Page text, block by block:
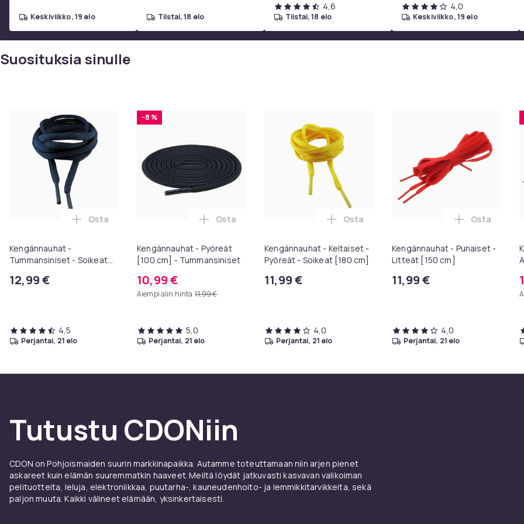
keskiviikko, 19 elo tiistai, 18 elo
4,6
tiistai, 18 elo
4,0
keskiviikko, 19 elo
Suosituksia sinulle
Kengännauhat -
Tummansiniset - Soikeat
12,99 €
Lisää Kengännauhat - Tummansiniset - Soikeat [130 cm] ostoskoriin
Osta
4,5
perjantai, 21 elo
-8 %
Kengännauhat - Pyöreät
[100 cm] - Tummansiniset
10,99 €
Aiempi alin hinta 11,99 €
Lisää Kengännauhat - Pyöreät [100 cm] - Tummansiniset ostoskoriin
Osta
5,0
perjantai, 21 elo
Kengännauhat - Keltaiset -
Pyöreät - Soikeat [180 cm]
11,99 €
Lisää Kengännauhat - Keltaiset - Pyöreät
Osta
4,0
perjantai, 21 elo
Kengännauhat - Punaiset -
Litteät [150 cm]
11,99 €
Lisää
Osta
4,0
perjantai, 21 elo
Tutustu CDONiin
CDON on Pohjoismaiden suurin markkinapaikka. Autamme toteuttamaan niin arjen pienet
askareet kuin elämän suuremmatkin haaveet. Meiltä löydät jatkuvasti kasvavan valikoiman
pelituotteita, leluja, elektroniikkaa, puutarha-, kauneudenhoito- ja lemmikkitarvikkeita, sekä
paljon muuta. Kaikki välineet elämään, yksinkertaisesti.